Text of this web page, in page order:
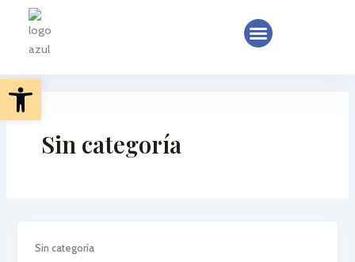
Abrir barra de herramientas
contenido
Menu
Sin categoría
Sin categoría